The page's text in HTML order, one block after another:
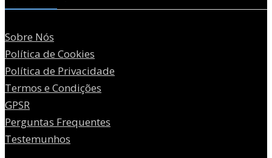
Sobre Nós
Política de Cookies
Política de Privacidade
Termos e Condições
GPSR
Perguntas Frequentes
Testemunhos